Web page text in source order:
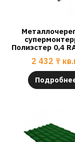
Полиэстер 0,4
2 432 ₸